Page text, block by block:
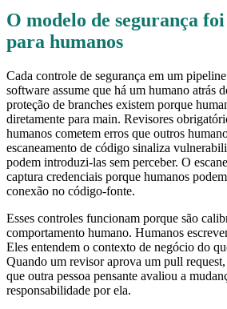
O modelo de segurança
para humanos
Cada controle de segurança em um
software assume que há um humano atrás
proteção de branches existem porque
diretamente para main. Revisores
humanos cometem erros que outros
escaneamento de código sinaliza
podem introduzi-las sem perceber. O
captura credenciais porque humanos
conexão no código-fonte.
Esses controles funcionam porque são
comportamento humano. Humanos
Eles entendem o contexto de negócio do
Quando um revisor aprova um pull
que outra pessoa pensante avaliou a
responsabilidade por ela.